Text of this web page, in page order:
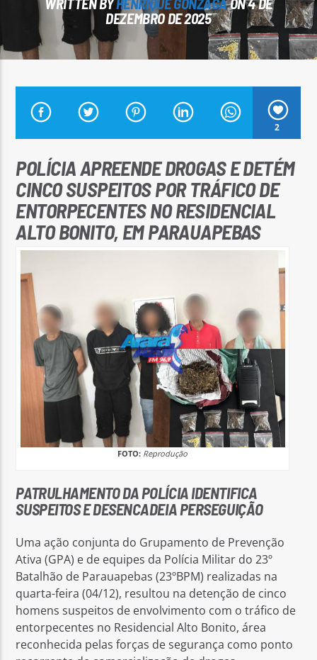
Arara Azul FM
DEZEMBRO DE 2025
2
POLÍCIA APREENDE DROGAS E DETÉM
CINCO SUSPEITOS POR TRÁFICO DE
ENTORPECENTES NO RESIDENCIAL
ALTO BONITO, EM PARAUAPEBAS
FOTO: Reprodução
PATRULHAMENTO DA POLÍCIA IDENTIFICA
SUSPEITOS E DESENCADEIA PERSEGUIÇÃO
Uma ação conjunta do Grupamento de Prevenção
Ativa (GPA) e de equipes da Polícia Militar do 23º
Batalhão de Parauapebas (23ºBPM) realizadas na
quarta-feira (04/12), resultou na detenção de cinco
homens suspeitos de envolvimento com o tráfico de
entorpecentes no Residencial Alto Bonito, área
reconhecida pelas forças de segurança como ponto